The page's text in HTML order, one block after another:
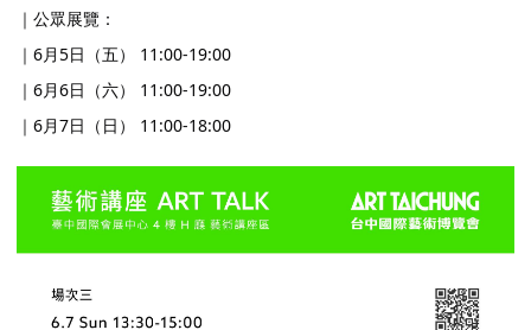
｜公眾展覽：
｜6月5日（五） 11:00-19:00
｜6月6日（六） 11:00-19:00
｜6月7日（日） 11:00-18:00